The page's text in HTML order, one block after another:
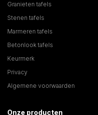
Granieten tafels
Stenen tafels
Marmeren tafels
Betonlook tafels
Keurmerk
Privacy
Algemene voorwaarden
Onze producten